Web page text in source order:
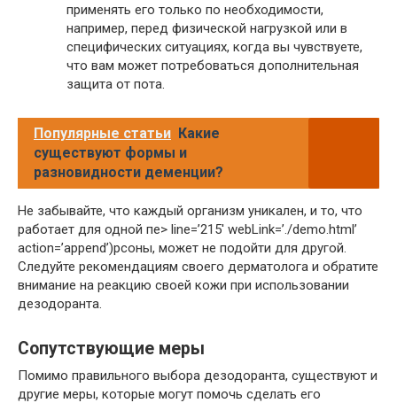
применять его только по необходимости,
например, перед физической нагрузкой или в
специфических ситуациях, когда вы чувствуете,
что вам может потребоваться дополнительная
защита от пота.
Популярные статьи Какие
существуют формы и
разновидности деменции?
Не забывайте, что каждый организм уникален, и то, что
работает для одной пе> line=’215′ webLink=’./demo.html’
action=’append’)рсоны, может не подойти для другой.
Следуйте рекомендациям своего дерматолога и обратите
внимание на реакцию своей кожи при использовании
дезодоранта.
Сопутствующие меры
Помимо правильного выбора дезодоранта, существуют и
другие меры, которые могут помочь сделать его